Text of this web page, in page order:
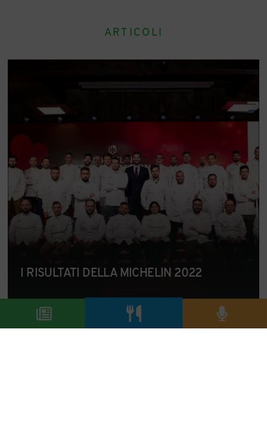
ARTICOLI
I RISULTATI DELLA MICHELIN 2022
23/11/2021